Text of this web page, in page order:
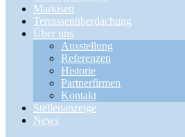
Markisen
Terrassenüberdachung
Über uns
Ausstellung
Referenzen
Historie
Partnerfirmen
Kontakt
Stellenanzeige
News